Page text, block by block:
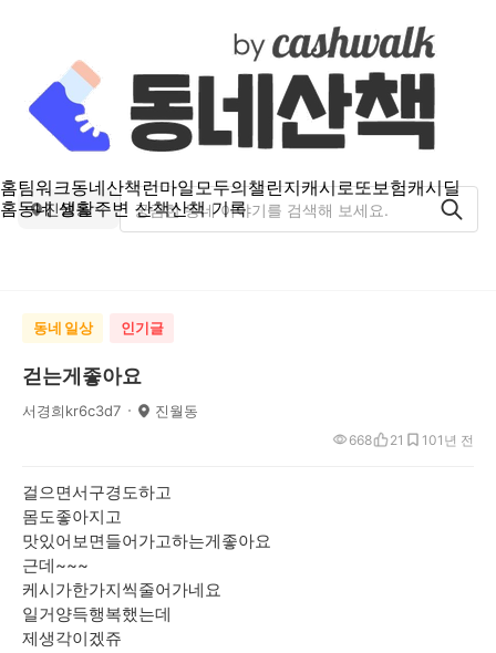
홈팀워크동네산책런마일모두의챌린지캐시로또보험캐시딜
홈동네 생활주변 산책산책 기록
진월동
동네 일상 인기글
걷는게좋아요
서경희kr6c3d7 진월동
1년 전
668 21 10
걸으면서구경도하고
몸도좋아지고
맛있어보면들어가고하는게좋아요
근데~~~
케시가한가지씩줄어가네요
일거양득행복했는데
제생각이겠쥬